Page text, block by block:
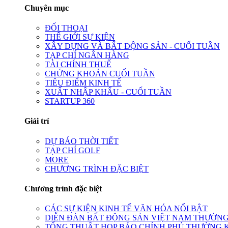
Chuyên mục
ĐỐI THOẠI
THẾ GIỚI SỰ KIỆN
XÂY DỰNG VÀ BẤT ĐỘNG SẢN - CUỐI TUẦN
TẠP CHÍ NGÂN HÀNG
TÀI CHÍNH THUẾ
CHỨNG KHOÁN CUỐI TUẦN
TIÊU ĐIỂM KINH TẾ
XUẤT NHẬP KHẨU - CUỐI TUẦN
STARTUP 360
Giải trí
DỰ BÁO THỜI TIẾT
TẠP CHÍ GOLF
MORE
CHƯƠNG TRÌNH ĐẶC BIỆT
Chương trình đặc biệt
CÁC SỰ KIỆN KINH TẾ VĂN HÓA NỔI BẬT
DIỄN ĐÀN BẤT ĐỘNG SẢN VIỆT NAM